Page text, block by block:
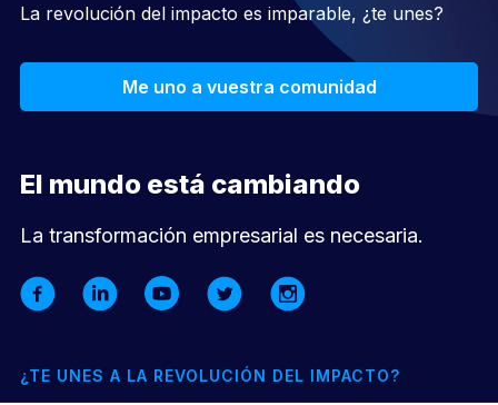
La revolución del impacto es imparable, ¿te unes?
Me uno a vuestra comunidad
El mundo está cambiando
La transformación empresarial es necesaria.
¿TE UNES A LA REVOLUCIÓN DEL IMPACTO?